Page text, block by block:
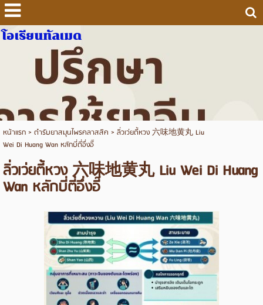
โอเรียนทัลเมด
หน้าแรก> ตำรับยาสมุนไพรคลาสสิค > ลิ่วเว่ยตี้หวง 六味地黄丸 Liu
Wei Di Huang Wan หลักบี่ตี่อึ่งอี๊
ลิ่วเว่ยตี้หวง 六味地黄丸 Liu Wei Di Huang
Wan หลักบี่ตี่อึ่งอี๊